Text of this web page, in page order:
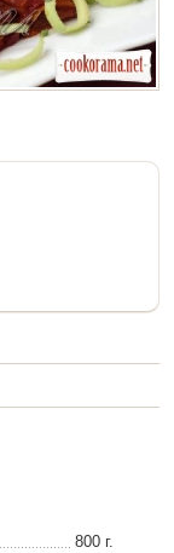
800 г.